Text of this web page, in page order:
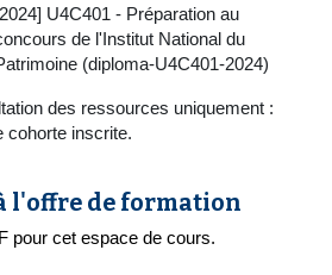
U4C401 - Préparation au
de l'Institut National du
(diploma-U4C401-2024)
des ressources uniquement :
cohorte inscrite.
l'offre de formation
pour cet espace de cours.